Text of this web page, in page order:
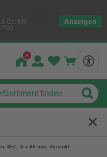
Co. KG
Play
Anzeigen
ØxL: 5 x 60 mm, Verzinkt